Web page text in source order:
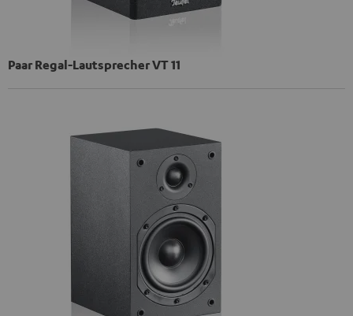
Paar Regal-Lautsprecher VT 11